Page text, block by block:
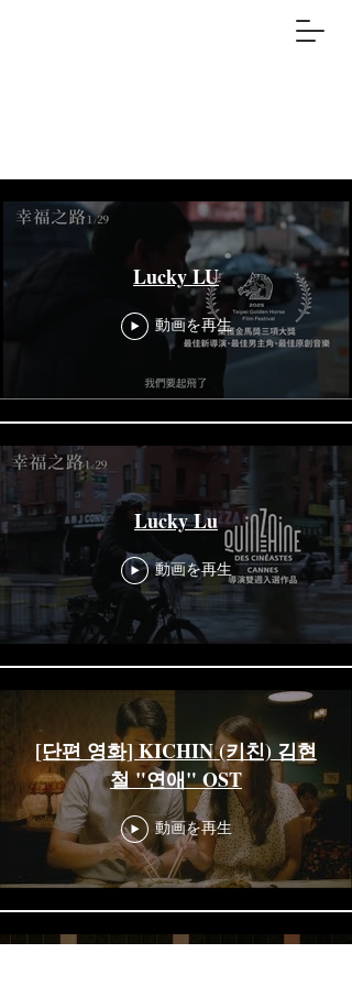
Lucky LU
動画を再生
Lucky Lu
動画を再生
[단편 영화] KICHIN (키친) 김현
철 "연애" OST
動画を再生